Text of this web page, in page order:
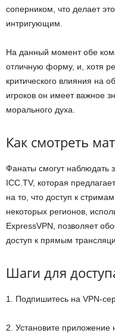
соперником, что делает
интригующим.
На данный момент обе
отличную форму, и, хотя
критического влияния на
игроков он имеет важное
морального духа.
Как смотреть
Фанаты смогут наблюдать
ICC.TV, которая
на то, что доступ к
некоторых регионов,
ExpressVPN, позволяет
доступ к прямым
Шаги для
1. Подпишитесь на VPN-
2. Установите приложение